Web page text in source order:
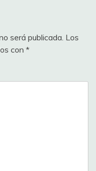
será publicada. Los
con *